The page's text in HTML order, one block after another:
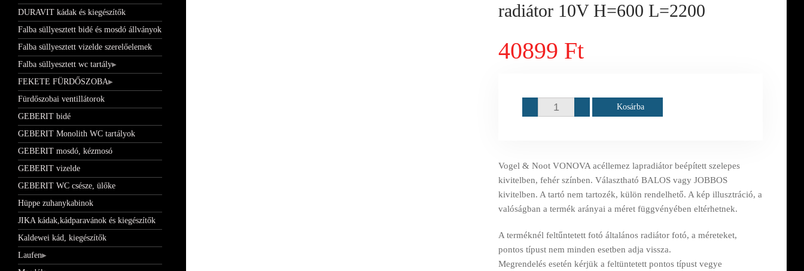
radiátor 10V H=600 L=2200
40899 Ft
Kosárba
Vogel & Noot VONOVA acéllemez lapradiátor beépített szelepes
kivitelben, fehér színben. Választható BALOS vagy JOBBOS
kivitelben. A tartó nem tartozék, külön rendelhető. A kép illusztráció, a
valóságban a termék arányai a méret függvényében eltérhetnek.
A terméknél feltűntetett fotó általános radiátor fotó, a méreteket,
pontos típust nem minden esetben adja vissza.
Megrendelés esetén kérjük a feltüntetett pontos típust vegye
DURAVIT kádak és kiegészítők
Falba süllyesztett bidé és mosdó állványok
Falba süllyesztett vizelde szerelőelemek
Falba süllyesztett wc tartály
FEKETE FÜRDŐSZOBA
Fürdőszobai ventillátorok
GEBERIT bidé
GEBERIT Monolith WC tartályok
GEBERIT mosdó, kézmosó
GEBERIT vizelde
GEBERIT WC csésze, ülőke
Hüppe zuhanykabinok
JIKA kádak,kádparavánok és kiegészítők
Kaldewei kád, kiegészítők
Laufen